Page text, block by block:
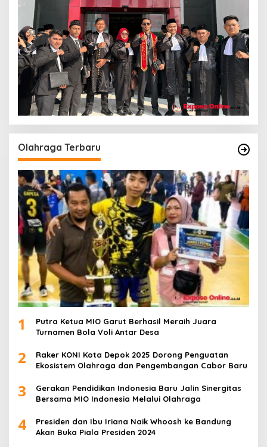
Olahraga Terbaru
1
Putra Ketua MIO Garut Berhasil Meraih Juara
Turnamen Bola Voli Antar Desa
2
Raker KONI Kota Depok 2025 Dorong Penguatan
Ekosistem Olahraga dan Pengembangan Cabor Baru
3
Gerakan Pendidikan Indonesia Baru Jalin Sinergitas
Bersama MIO Indonesia Melalui Olahraga
4
Presiden dan Ibu Iriana Naik Whoosh ke Bandung
Akan Buka Piala Presiden 2024